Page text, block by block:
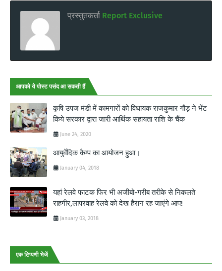
प्रस्तुतकर्ता Report Exclusive
आपको ये पोस्ट पसंद आ सकती हैं
कृषि उपज मंडी में कामगारों को विधायक राजकुमार गौड़ ने भेंट
किये सरकार द्वारा जारी आर्थिक सहायता राशि के चैंक
June 24, 2020
आयुर्वेदिक कैम्प का आयोजन हुआ।
January 04, 2018
यहां रेलवे फाटक फिर भी अजीबो-गरीब तरीके से निकलते
राहगीर,लापरवाह रेलवे को देख हैरान रह जाएंगे आप!
January 03, 2018
एक टिप्पणी भेजें